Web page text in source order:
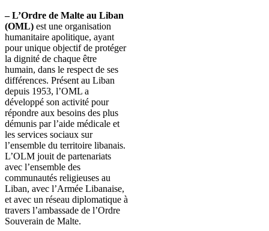
– L’Ordre de Malte au Liban
(OML) est une organisation
humanitaire apolitique, ayant
pour unique objectif de protéger
la dignité de chaque être
humain, dans le respect de ses
différences. Présent au Liban
depuis 1953, l’OML a
développé son activité pour
répondre aux besoins des plus
démunis par l’aide médicale et
les services sociaux sur
l’ensemble du territoire libanais.
L’OLM jouit de partenariats
avec l’ensemble des
communautés religieuses au
Liban, avec l’Armée Libanaise,
et avec un réseau diplomatique à
travers l’ambassade de l’Ordre
Souverain de Malte.